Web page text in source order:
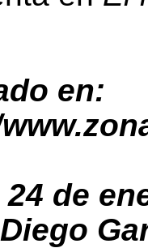
en:
de